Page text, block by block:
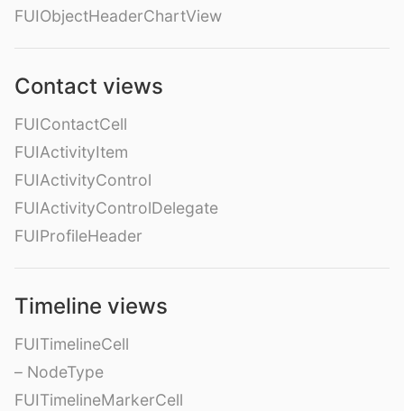
FUIObjectHeaderChartView
Contact views
FUIContactCell
FUIActivityItem
FUIActivityControl
FUIActivityControlDelegate
FUIProfileHeader
Timeline views
FUITimelineCell
– NodeType
FUITimelineMarkerCell